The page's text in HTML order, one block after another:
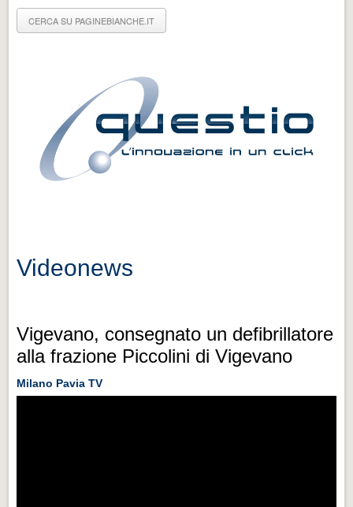
Eventi Vigevano
Videonews
Vigevano, consegnato un defibrillatore
alla frazione Piccolini di Vigevano
Milano Pavia TV